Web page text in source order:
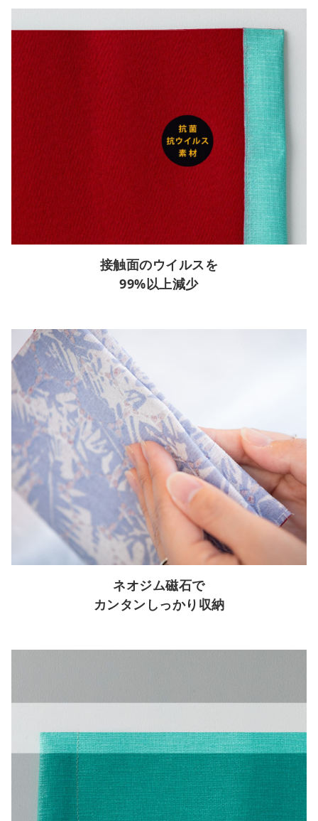
接触面のウイルスを
99%以上減少
ネオジム磁石で
カンタンしっかり収納